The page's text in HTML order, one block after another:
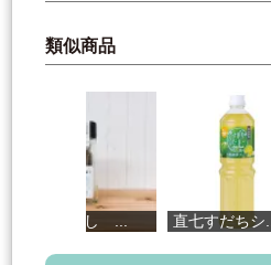
類似商品
我家のだし ... 直七すだちシ...